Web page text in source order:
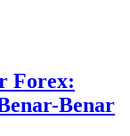
Forex:
Benar